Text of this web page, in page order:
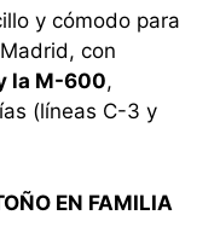
y cómodo para
con
la M-600,
(líneas C-3 y
EN FAMILIA